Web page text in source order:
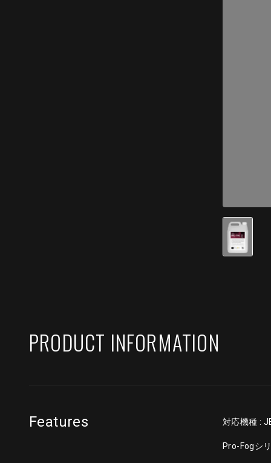
PRODUCT INFORMATION
Features 対応機種 :
Pro-Fogシ